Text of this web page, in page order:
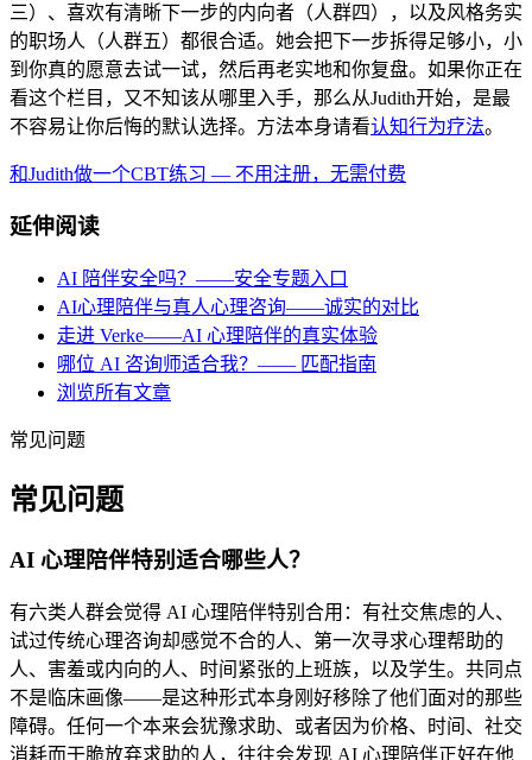
三）、喜欢有清晰下一步的内向者（人群四），以及风格务实
的职场人（人群五）都很合适。她会把下一步拆得足够小，小
到你真的愿意去试一试，然后再老实地和你复盘。如果你正在
看这个栏目，又不知该从哪里入手，那么从Judith开始，是最
不容易让你后悔的默认选择。方法本身请看认知行为疗法。
和Judith做一个CBT练习 — 不用注册，无需付费
延伸阅读
AI 陪伴安全吗？——安全专题入口
AI心理陪伴与真人心理咨询——诚实的对比
走进 Verke——AI 心理陪伴的真实体验
哪位 AI 咨询师适合我？—— 匹配指南
浏览所有文章
常见问题
常见问题
AI 心理陪伴特别适合哪些人？
有六类人群会觉得 AI 心理陪伴特别合用：有社交焦虑的人、
试过传统心理咨询却感觉不合的人、第一次寻求心理帮助的
人、害羞或内向的人、时间紧张的上班族，以及学生。共同点
不是临床画像——是这种形式本身刚好移除了他们面对的那些
障碍。任何一个本来会犹豫求助、或者因为价格、时间、社交
消耗而干脆放弃求助的人，往往会发现 AI 心理陪伴正好在他